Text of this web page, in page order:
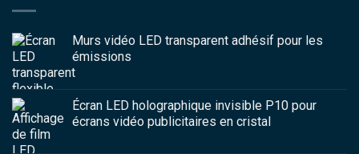
Murs vidéo LED transparent adhésif pour les
émissions
Écran LED holographique invisible P10 pour
écrans vidéo publicitaires en cristal